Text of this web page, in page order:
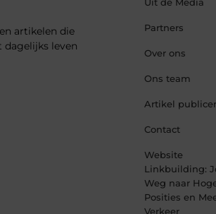
artikelen die
dagelijks leven
Partners
Over ons
Ons team
Artikel
Contact
Website
Linkbuilding:
Weg naar
Posities en
Verkeer